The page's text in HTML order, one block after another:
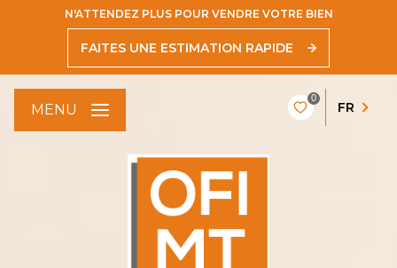
N'ATTENDEZ PLUS POUR VENDRE VOTRE BIEN
FAITES UNE ESTIMATION RAPIDE
0
FR
MENU